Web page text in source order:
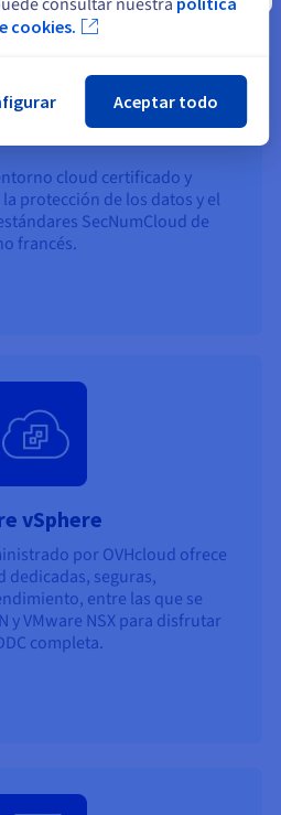
vSphere
cloud certificado y
protección de los datos y el
SecNumCloud de
francés.
vSphere
por OVHcloud ofrece
seguras,
entre las que se
y VMware NSX para disfrutar
completa.
cookies.
Aceptar todo